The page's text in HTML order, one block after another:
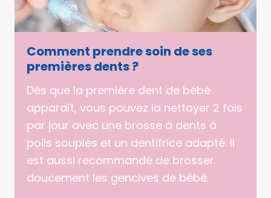
Comment prendre soin de ses
premières dents ?
Dès que la première dent de bébé
apparaît, vous pouvez la nettoyer 2 fois
par jour avec une brosse à dents à
poils souples et un dentifrice adapté. Il
est aussi recommandé de brosser
doucement les gencives de bébé.